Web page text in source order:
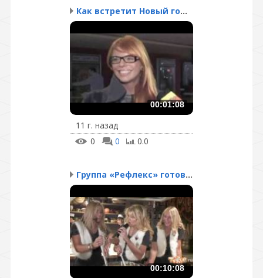
Как встретит Новый год ...
00:01:08
11 г. назад
0
0 0.0
Группа «Рефлекс» готови...
00:10:08